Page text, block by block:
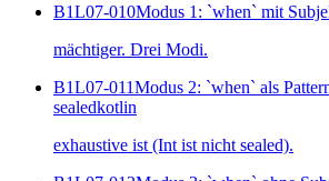
B1L07-010Modus 1: `when` mit
mächtiger. Drei Modi.
B1L07-011Modus 2: `when` als
sealedkotlin
exhaustive ist (Int ist nicht sealed).